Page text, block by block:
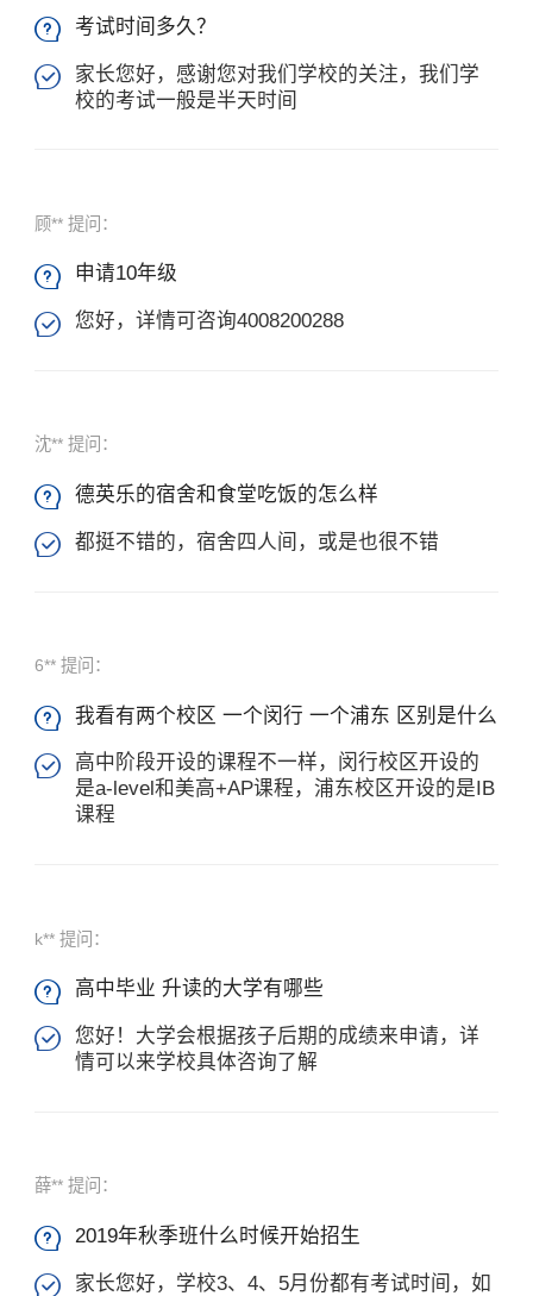
 考试时间多久？

家长您好，感谢您对我们学校的关注，我们学
校的考试一般是半天时间
顾** 提问：
 申请10年级
 您好，详情可咨询4008200288
沈** 提问：
 德英乐的宿舍和食堂吃饭的怎么样
 都挺不错的，宿舍四人间，或是也很不错
6** 提问：
 我看有两个校区 一个闵行 一个浦东 区别是什么

高中阶段开设的课程不一样，闵行校区开设的
是a-level和美高+AP课程，浦东校区开设的是IB
课程
k** 提问：
 高中毕业 升读的大学有哪些

您好！大学会根据孩子后期的成绩来申请，详
情可以来学校具体咨询了解
薛** 提问：
 2019年秋季班什么时候开始招生
 家长您好，学校3、4、5月份都有考试时间，如